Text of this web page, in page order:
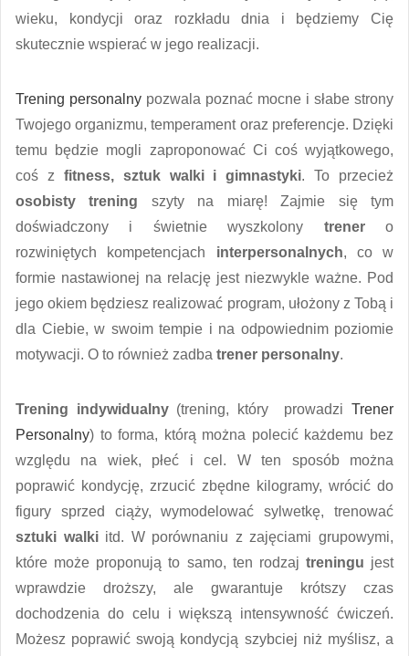
wieku, kondycji oraz rozkładu dnia i będziemy Cię
skutecznie wspierać w jego realizacji.
Trening personalny pozwala poznać mocne i słabe strony
Twojego organizmu, temperament oraz preferencje. Dzięki
temu będzie mogli zaproponować Ci coś wyjątkowego,
coś z fitness, sztuk walki i gimnastyki. To przecież
osobisty trening szyty na miarę! Zajmie się tym
doświadczony i świetnie wyszkolony trenero
rozwiniętych kompetencjach interpersonalnych, co w
formie nastawionej na relację jest niezwykle ważne. Pod
jego okiem będziesz realizować program, ułożony z Tobą i
dla Ciebie, w swoim tempie i na odpowiednim poziomie
motywacji. O to również zadba trener personalny.
Trening indywidualny(trening, który prowadziTrener
Personalny) to forma, którą można polecić każdemu bez
względu na wiek, płeć i cel. W ten sposób można
poprawić kondycję, zrzucić zbędne kilogramy, wrócić do
figury sprzed ciąży, wymodelować sylwetkę, trenować
sztuki walkiitd. W porównaniu z zajęciami grupowymi,
które może proponują to samo, ten rodzaj treningu jest
wprawdzie droższy, ale gwarantuje krótszy czas
dochodzenia do celu i większą intensywność ćwiczeń.
Możesz poprawić swoją kondycją szybciej niż myślisz, a